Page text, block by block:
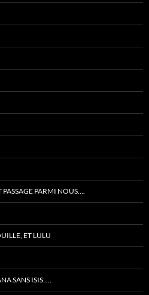
PARMI NOUS….
ET LULU
SANS ISIS ….